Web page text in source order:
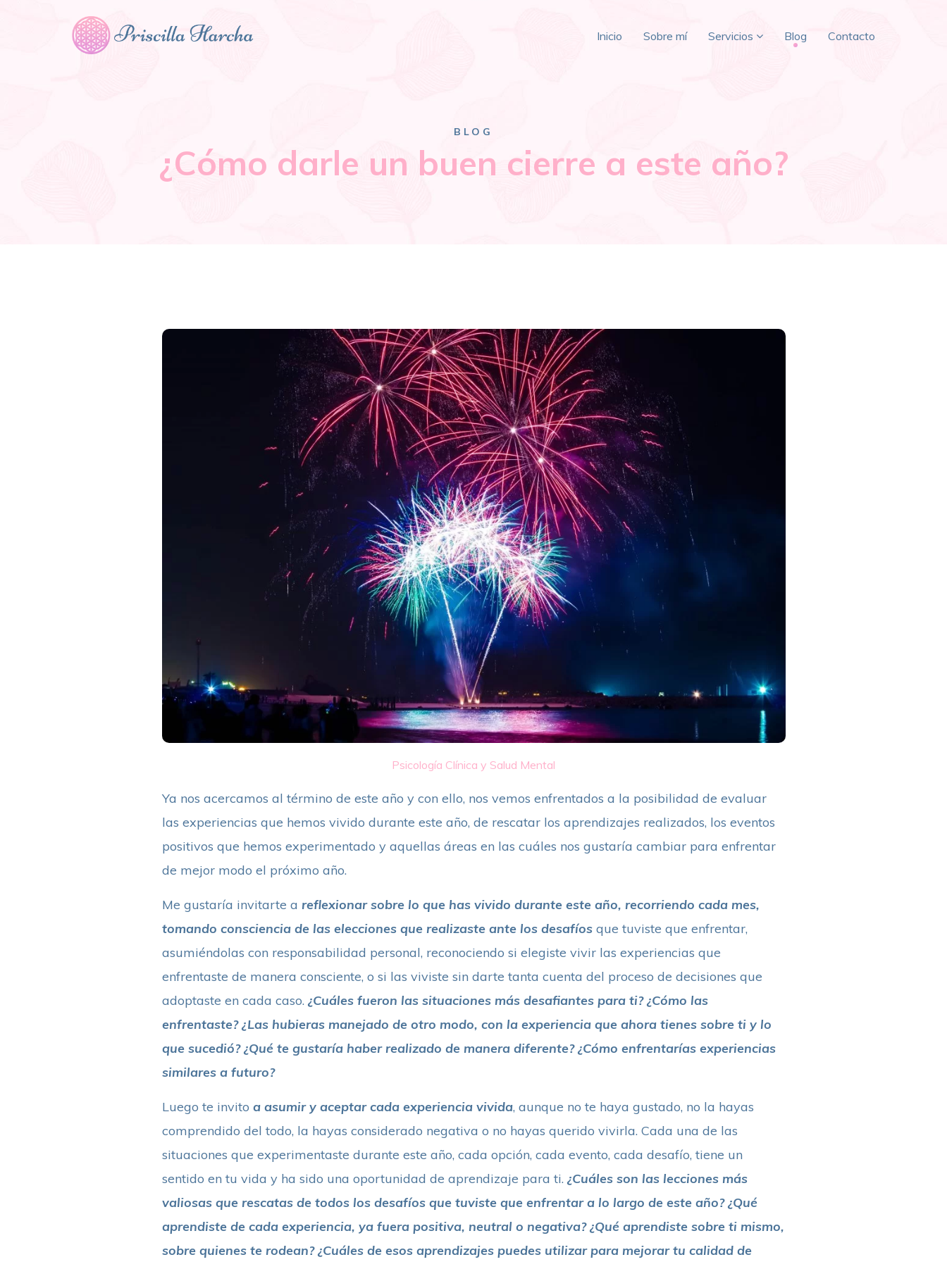
Inicio Sobre mí Servicios Blog Contacto
BLOG
¿Cómo darle un buen cierre a este año?
Psicología Clínica y Salud Mental
Ya nos acercamos al término de este año y con ello, nos vemos enfrentados a la posibilidad de evaluar
las experiencias que hemos vivido durante este año, de rescatar los aprendizajes realizados, los eventos
positivos que hemos experimentado y aquellas áreas en las cuáles nos gustaría cambiar para enfrentar
de mejor modo el próximo año.
Me gustaría invitarte a reflexionar sobre lo que has vivido durante este año, recorriendo cada mes,
tomando consciencia de las elecciones que realizaste ante los desafíosque tuviste que enfrentar,
asumiéndolas con responsabilidad personal, reconociendo si elegiste vivir las experiencias que
enfrentaste de manera consciente, o si las viviste sin darte tanta cuenta del proceso de decisiones que
adoptaste en cada caso. ¿Cuáles fueron las situaciones más desafiantes para ti? ¿Cómo las
enfrentaste? ¿Las hubieras manejado de otro modo, con la experiencia que ahora tienes sobre ti y lo
que sucedió? ¿Qué te gustaría haber realizado de manera diferente? ¿Cómo enfrentarías experiencias
similares a futuro?
Luego te invito a asumir y aceptar cada experiencia vivida, aunque no te haya gustado, no la hayas
comprendido del todo, la hayas considerado negativa o no hayas querido vivirla. Cada una de las
situaciones que experimentaste durante este año, cada opción, cada evento, cada desafío, tiene un
sentido en tu vida y ha sido una oportunidad de aprendizaje para ti. ¿Cuáles son las lecciones más
valiosas que rescatas de todos los desafíos que tuviste que enfrentar a lo largo de este año? ¿Qué
aprendiste de cada experiencia, ya fuera positiva, neutral o negativa? ¿Qué aprendiste sobre ti mismo,
sobre quienes te rodean? ¿Cuáles de esos aprendizajes puedes utilizar para mejorar tu calidad de